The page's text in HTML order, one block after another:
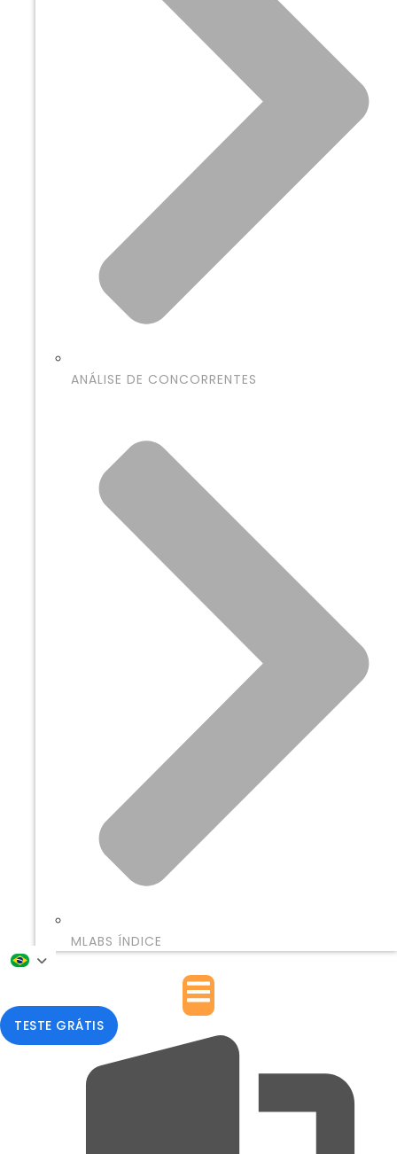
ANÁLISE DE CONCORRENTES
MLABS ÍNDICE
TESTE GRÁTIS